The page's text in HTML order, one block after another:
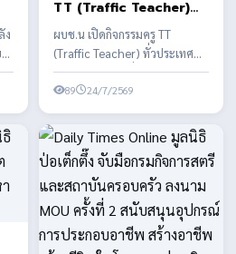
ง
อ
TT (Traffic Teacher)
ทั่วประเทศ โดยกิจกรรม
จัดเพื่อส่งเสริมให้เด็กและ
เยาวชนได้รับความรู้ความ
ปลอดภัยและวินัยการ
จราจรในการดำเนินชีวิต
ผบช.น เปิดกิจกรรมครู TT
(Traffic Teacher) ทั่วประเทศ
โดยกิจกรรมจัดเพื่อส่งเสริมให้เด็ก
และเยาวชนได้รั...
89 24/7/2569